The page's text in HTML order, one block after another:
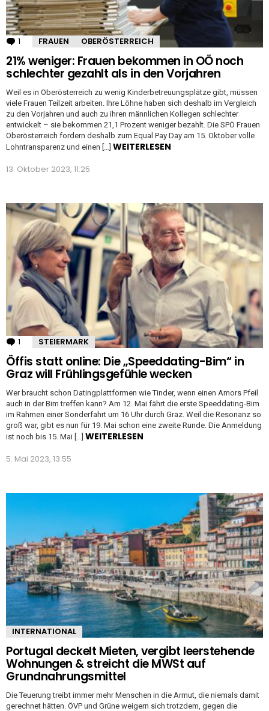
1 Kommentar
FRAUEN OBERÖSTERREICH
21% weniger: Frauen bekommen in OÖ noch
schlechter gezahlt als in den Vorjahren
Weil es in Oberösterreich zu wenig Kinderbetreuungsplätze gibt, müssen
viele Frauen Teilzeit arbeiten. Ihre Löhne haben sich deshalb im Vergleich
zu den Vorjahren und auch zu ihren männlichen Kollegen schlechter
entwickelt – sie bekommen 21,1 Prozent weniger bezahlt. Die SPÖ Frauen
Oberösterreich fordern deshalb zum Equal Pay Day am 15. Oktober volle
Lohntransparenz und einen […] WEITERLESEN
13. Oktober 2023, 11:25
1 Kommentar
STEIERMARK
Öffis statt online: Die „Speeddating-Bim“ in
Graz will Frühlingsgefühle wecken
Wer braucht schon Datingplattformen wie Tinder, wenn einen Amors Pfeil
auch in der Bim treffen kann? Am 12. Mai fährt die erste Speeddating-Bim
im Rahmen einer Sonderfahrt um 16 Uhr durch Graz. Weil die Resonanz so
groß war, gibt es nun für 19. Mai schon eine zweite Runde. Die Anmeldung
ist noch bis 15. Mai […] WEITERLESEN
5. Mai 2023, 13:55
INTERNATIONAL
Portugal deckelt Mieten, vergibt leerstehende
Wohnungen & streicht die MWSt auf
Grundnahrungsmittel
Die Teuerung treibt immer mehr Menschen in die Armut, die niemals damit
gerechnet hätten. ÖVP und Grüne weigern sich trotzdem, gegen die